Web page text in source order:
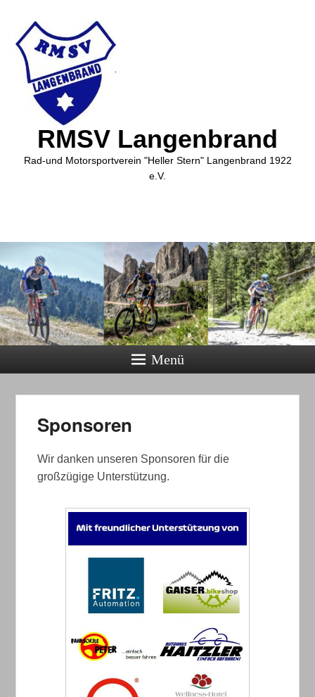
RMSV Langenbrand
Rad-und Motorsportverein "Heller Stern" Langenbrand 1922
e.V.
Menü
Sponsoren
Wir danken unseren Sponsoren für die
großzügige Unterstützung.